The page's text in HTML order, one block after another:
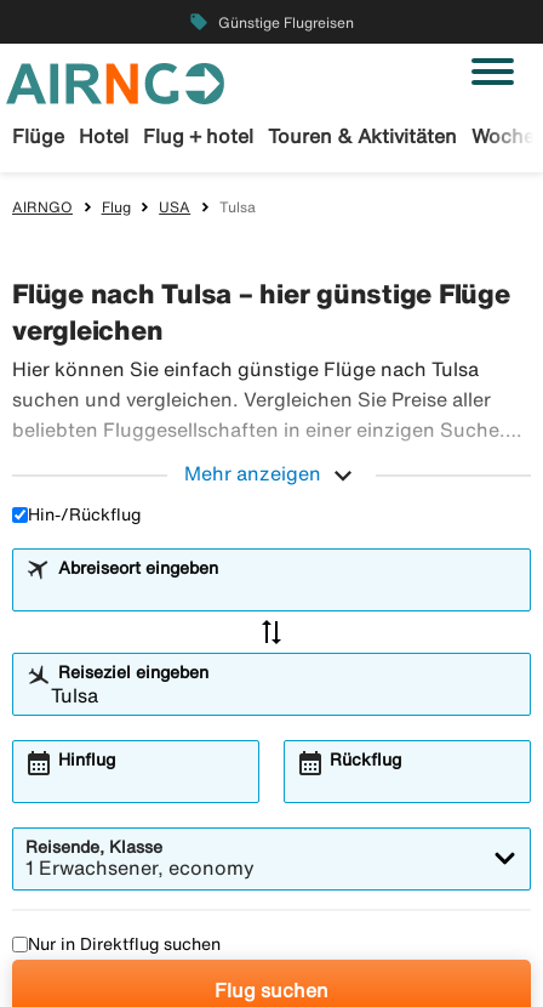
local_offer Günstige Flugreisen
Flüge Hotel Flug + hotel Touren & Aktivitäten
AIRNGO Flug USA Tulsa
Flüge nach Tulsa – hier günstige Flüge
vergleichen
Hier können Sie einfach günstige Flüge nach Tulsa
suchen und vergleichen. Vergleichen Sie Preise aller
beliebten Fluggesellschaften in einer einzigen Suche.
haben ein riesiges Angebot an Flugreisen in die ganze
Welt.Hier können Sie einfach günstige Flüge nach Tulsa
Mehr anzeigen expand_more
Hin-/Rückflug
Abreiseort eingeben
sync_alt
Reiseziel eingeben
Hinflug
calendar_month Rückflug
calendar_month
Reisende, Klasse
1 Erwachsener, economy
Nur in Direktflug suchen
Flug suchen